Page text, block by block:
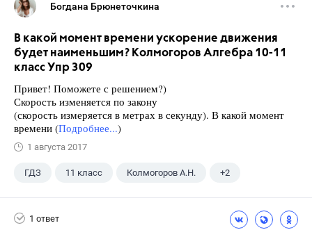
Богдана Брюнеточкина
В какой момент времени ускорение движения
будет наименьшим? Колмогоров Алгебра 10-11
класс Упр 309
Привет! Поможете с решением?)
Скорость изменяется по закону
(скорость измеряется в метрах в секунду). В какой момент
времени (Подробнее...)
1 августа 2017
ГДЗ 11 класс Колмогоров А.Н. +2
1 ответ